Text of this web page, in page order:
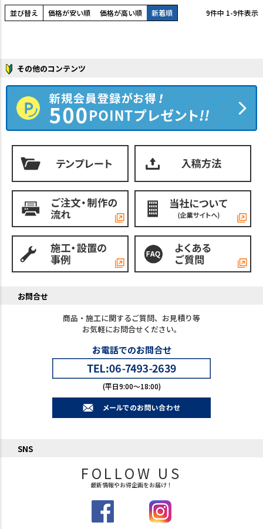
並び替え 価格が安い順 価格が高い順 新着順 9件中 1-9件表示
その他のコンテンツ
お問合せ
商品・施工に関するご質問、お見積り等
お気軽にお問合せください。
お電話でのお問合せ
(平日9:00～18:00)
SNS
FOLLOW US
最新情報やお得企画をお届け！